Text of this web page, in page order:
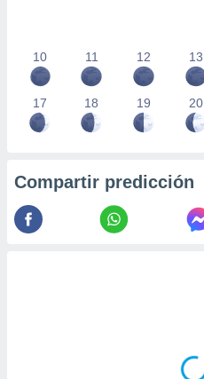
10 11 12 13
17 18 19 20
Compartir predicción